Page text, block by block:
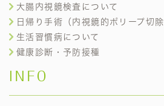
大腸内視鏡検査について
日帰り手術（内視鏡的ポリープ切
生活習慣病について
健康診断・予防接種
INFO